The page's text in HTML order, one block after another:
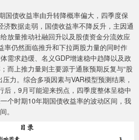
债收益率由升转降概率偏大，四季度保
数据走弱，国债收益率不降反升，主因通
放量推动社融回升以及股债资金分流效应
率仍然面临推升和下拉两股力量的同时作
需求趋缓、名义GDP增速稳中趋降以及政
而上推力量则主要源于通胀预期反复与“股
力。综合多项因素与VAR模型预测结果，
后，9月可能迎来拐点，四季度整体呈稳中
个时期10年期国债收益率的波动区间，我
。